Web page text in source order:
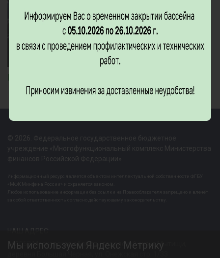
© 2026. Федеральное государственное бюджетное
учреждение «Многофункциональный комплекс Министерства
финансов Российской Федерации»
Информационный ресурс является объектом интеллектуальной собственности ФГБУ
«МФК Минфина России» и охраняется законом.
Любое использование информации без ссылки на Правообладателя запрещено и влечёт
за собой ответственность согласно действующему законодательству.
НАШ АДРЕС:
141052 Московская область, городской округ Мытищи,
Мы используем Яндекс Метрику